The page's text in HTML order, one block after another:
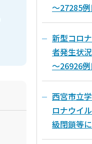
～27285例
新型コロ
者発生状
～26926例
西宮市立
ロナウイ
級閉鎖等